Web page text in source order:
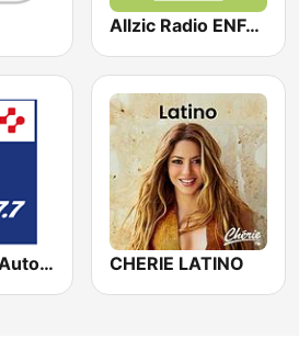
Allzic Radio ENFANTS 4/7 ANS
Radio Vinci Autoroutes Alpes CHERIE LATINO